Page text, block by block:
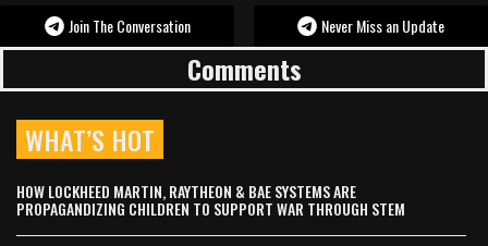
Join The Conversation Never Miss an Update
Comments
WHAT’S HOT
HOW LOCKHEED MARTIN, RAYTHEON & BAE SYSTEMS ARE
PROPAGANDIZING CHILDREN TO SUPPORT WAR THROUGH STEM